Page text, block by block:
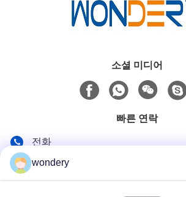
소셜 미디어
빠른 연락
전화
86-153-0529-9442
wondery